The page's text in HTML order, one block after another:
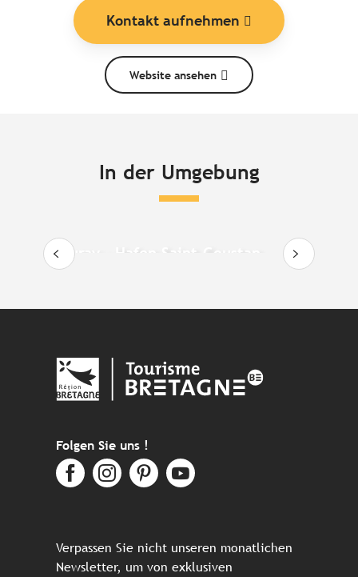
Kontakt aufnehmen
Website ansehen
In der Umgebung
Auray – Hafen Saint-Goustan
Folgen Sie uns !
Verpassen Sie nicht unseren monatlichen
Newsletter, um von exklusiven